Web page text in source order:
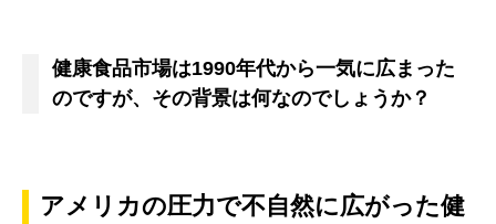
健康食品市場は1990年代から一気に広まった
のですが、その背景は何なのでしょうか？
アメリカの圧力で不自然に広がった健